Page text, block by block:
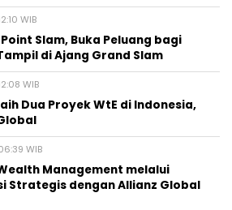
WIB
Slam, Buka Peluang bagi
di Ajang Grand Slam
WIB
Dua Proyek WtE di Indonesia,
WIB
Management melalui
Strategis dengan Allianz Global